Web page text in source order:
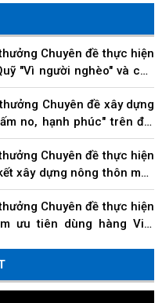
Chuyên đề thực hiện
"Vì người nghèo" và các
Chuyên đề xây dựng
no, hạnh phúc" trên địa
Chuyên đề thực hiện
xây dựng nông thôn mới,
Chuyên đề thực hiện
ưu tiên dùng hàng Việt
Chuyên đề về các
doanh và cá nhân kinh